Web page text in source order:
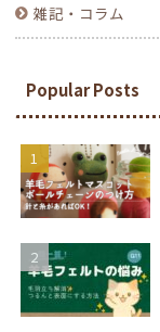
雑記・コラム
Popular Posts